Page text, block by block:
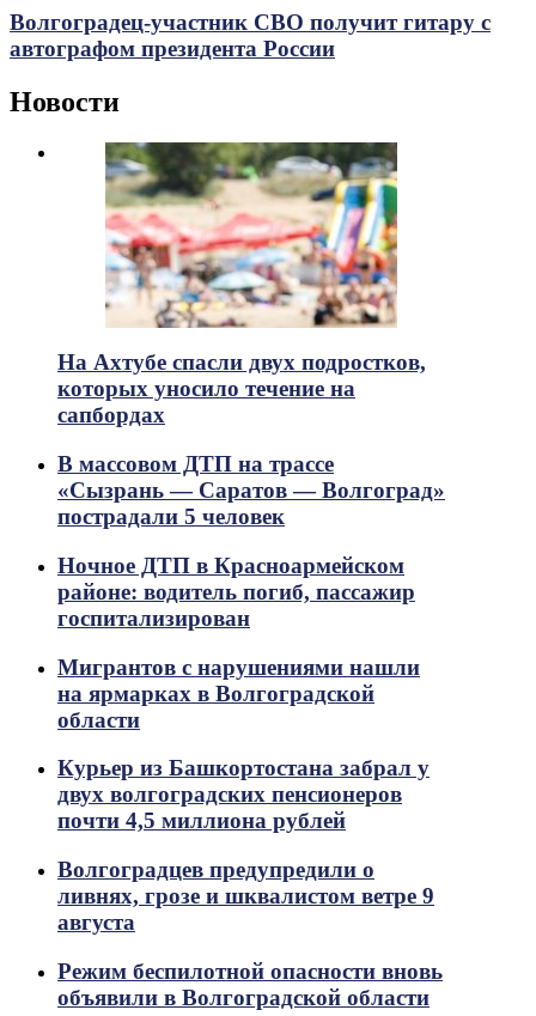
Волгоградец-участник СВО получит гитару с
автографом президента России
Новости
На Ахтубе спасли двух подростков,
которых уносило течение на
сапбордах
В массовом ДТП на трассе
«Сызрань — Саратов — Волгоград»
пострадали 5 человек
Ночное ДТП в Красноармейском
районе: водитель погиб, пассажир
госпитализирован
Мигрантов с нарушениями нашли
на ярмарках в Волгоградской
области
Курьер из Башкортостана забрал у
двух волгоградских пенсионеров
почти 4,5 миллиона рублей
Волгоградцев предупредили о
ливнях, грозе и шквалистом ветре 9
августа
Режим беспилотной опасности вновь
объявили в Волгоградской области